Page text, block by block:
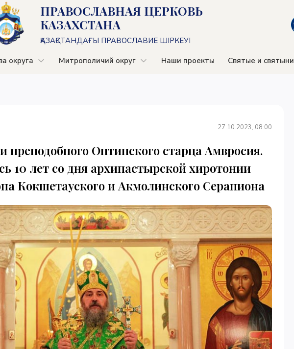
ПРАВОСЛАВНАЯ ЦЕРКОВЬ
КАЗАХСТАНА
ҚАЗАҚСТАНДАҒЫ ПРАВОСЛАВИЕ ШІРКЕУІ
округа Митрополичий округ Наши проекты Святые и святыни
27.10.2023, 08:00
преподобного Оптинского старца Амвросия.
10 лет со дня архипастырской хиротонии
Кокшетауского и Акмолинского Серапиона